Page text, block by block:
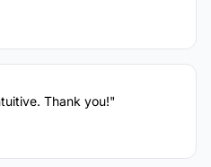
Thank you!"